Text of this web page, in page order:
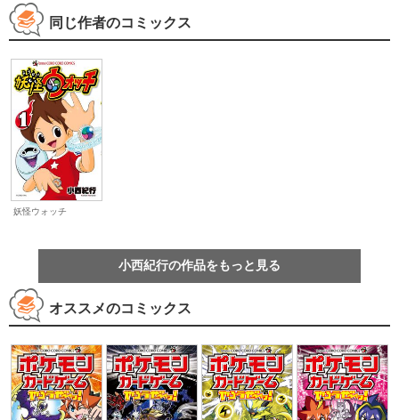
同じ作者のコミックス
妖怪ウォッチ
小西紀行の作品をもっと見る
オススメのコミックス